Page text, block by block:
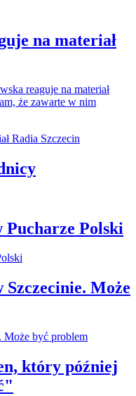
na materiał
reaguje na materiał
że zawarte w nim
Pucharze Polski
Może
który później